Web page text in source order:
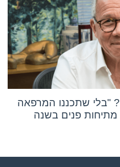
"בלי שתכננו המרפאה
פנים בשנה